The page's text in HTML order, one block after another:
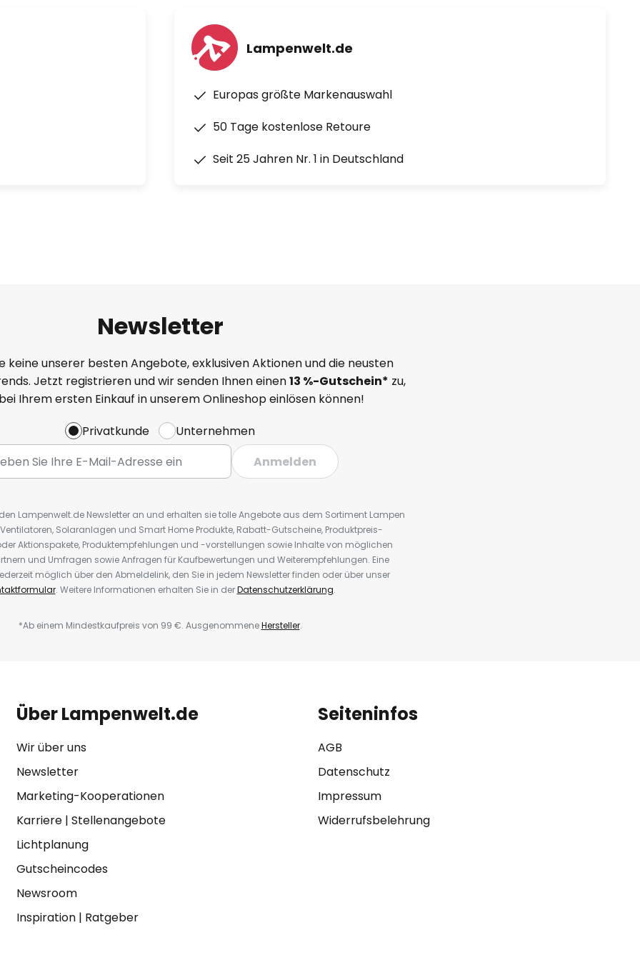
Lampenwelt.de
Europas größte Markenauswahl
50 Tage kostenlose Retoure
Seit 25 Jahren Nr. 1 in Deutschland
Newsletter
keine unserer besten Angebote, exklusiven Aktionen und die neusten
Jetzt registrieren und wir senden Ihnen einen13 %-Gutschein* zu,
Ihrem ersten Einkauf in unserem Onlineshop einlösen können!
Privatkunde
Unternehmen
Anmelden
Lampenwelt.de Newsletter an und erhalten sie tolle Angebote aus dem Sortiment Lampen
Solaranlagen und Smart Home Produkte, Rabatt-Gutscheine, Produktpreis-
Aktionspakete, Produktempfehlungen und -vorstellungen sowie Inhalte von möglichen
und Umfragen sowie Anfragen für Kaufbewertungen und Weiterempfehlungen. Eine
möglich über den Abmeldelink, den Sie in jedem Newsletter finden oder über unser
. Weitere Informationen erhalten Sie in derDatenschutzerklärung.
*Ab einem Mindestkaufpreis von 99 €. AusgenommeneHersteller.
Über Lampenwelt.de
Wir über uns
Newsletter
Marketing-Kooperationen
Karriere| Stellenangebote
Lichtplanung
Gutscheincodes
Newsroom
Inspiration| Ratgeber
Seiteninfos
AGB
Datenschutz
Impressum
Widerrufsbelehrung